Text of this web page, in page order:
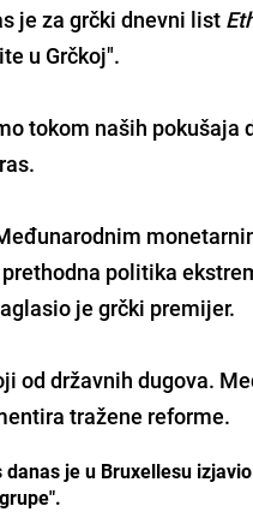
je za grčki dnevni list
u Grčkoj".
tokom naših pokušaja
politika
je grčki premijer.
od državnih dugova.
tražene reforme.
je u Bruxellesu